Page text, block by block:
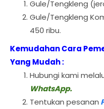
Gule/Tengkleng
Gule/Tengkleng
450 ribu.
Kemudahan Cara
Yang Mudah :
Hubungi kami
WhatsApp.
Tentukan pesanan